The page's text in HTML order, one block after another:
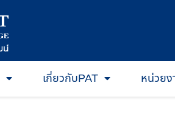
เกี่ยวกับPAT หน่วยง